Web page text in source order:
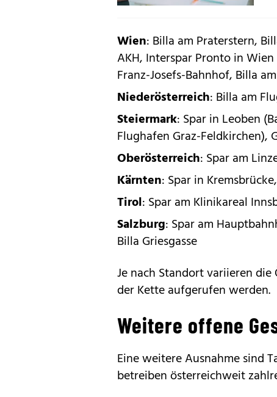
Wien: Billa am Praterstern,
AKH, Interspar Pronto in
Franz-Josefs-Bahnhof, Billa
Niederösterreich: Billa am
Steiermark: Spar in Leoben
Flughafen Graz-Feldkirchen),
Oberösterreich: Spar am
Kärnten: Spar in
Tirol: Spar am Klinikareal
Salzburg: Spar am
Billa Griesgasse
Je nach Standort variieren
der Kette aufgerufen werden.
Weitere offene
Eine weitere Ausnahme sind
betreiben österreichweit